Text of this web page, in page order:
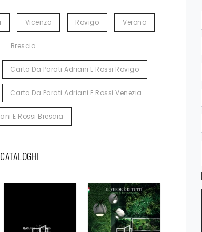
Vicenza Rovigo Verona
Brescia
Carta Da Parati Adriani E Rossi Rovigo
Carta Da Parati Adriani E Rossi Venezia
E Rossi Brescia